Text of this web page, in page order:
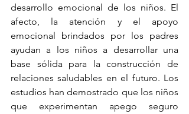
desarrollo emocional de los niños. El
afecto, la atención y el apoyo
emocional brindados por los padres
ayudan a los niños a desarrollar una
base sólida para la construcción de
relaciones saludables en el futuro. Los
estudios han demostrado que los niños
que experimentan apego seguro